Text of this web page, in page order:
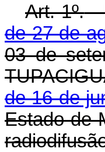
Art. 1º.-
de 27 de
03 de
de 16 de
Estado de